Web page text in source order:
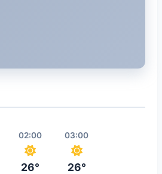
02:00
26°
03:00
26°